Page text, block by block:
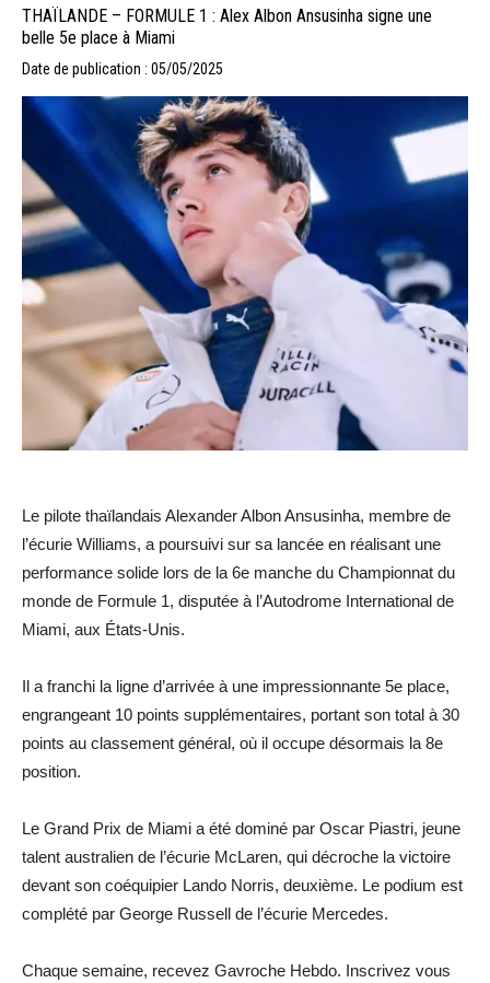
THAÏLANDE – FORMULE 1 : Alex Albon Ansusinha signe une
belle 5e place à Miami
Date de publication : 05/05/2025
Le pilote thaïlandais Alexander Albon Ansusinha, membre de
l’écurie Williams, a poursuivi sur sa lancée en réalisant une
performance solide lors de la 6e manche du Championnat du
monde de Formule 1, disputée à l’Autodrome International de
Miami, aux États-Unis.
Il a franchi la ligne d’arrivée à une impressionnante 5e place,
engrangeant 10 points supplémentaires, portant son total à 30
points au classement général, où il occupe désormais la 8e
position.
Le Grand Prix de Miami a été dominé par Oscar Piastri, jeune
talent australien de l’écurie McLaren, qui décroche la victoire
devant son coéquipier Lando Norris, deuxième. Le podium est
complété par George Russell de l’écurie Mercedes.
Chaque semaine, recevez Gavroche Hebdo. Inscrivez vous